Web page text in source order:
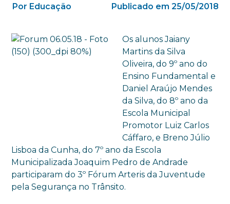
Por Educação Publicado em 25/05/2018
Os alunos Jaiany
Martins da Silva
Oliveira, do 9º ano do
Ensino Fundamental e
Daniel Araújo Mendes
da Silva, do 8º ano da
Escola Municipal
Promotor Luiz Carlos
Cáffaro, e Breno Júlio
Lisboa da Cunha, do 7º ano da Escola
Municipalizada Joaquim Pedro de Andrade
participaram do 3º Fórum Arteris da Juventude
pela Segurança no Trânsito.